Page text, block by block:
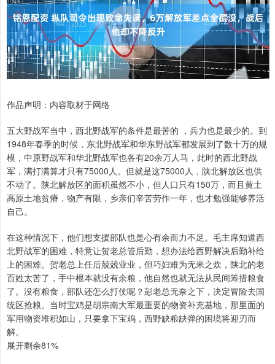
作品声明：内容取材于网络
五大野战军当中，西北野战军的条件是最苦的 ，兵力也是最少的。到
1948年春季的时候，东北野战军和华东野战军都发展到了数十万的规
模，中原野战军和华北野战军也各有20余万人马，此时的西北野战
军，满打满算才只有75000人。但就是这75000人，陕北解放区也供
不动了。陕北解放区的面积虽然不小，但人口只有150万，而且黄土
高原土地贫瘠，物产有限，乡亲们辛苦劳作一年，也才勉强能够养活
自己。
在这种情况下，他们想支援部队也是心有余而力不足。毛主席知道西
北野战军的困难，特意让贺老总管后勤，想办法给西野解决后勤补给
上的困难。贺老总上任后兢兢业业，但巧妇难为无米之炊，陕北的老
百姓太苦了，手中根本就没有余粮，他自然也就无法从民间筹措粮食
了。没有粮食，部队还怎么打仗呢？彭老总无奈之下，决定冒险去国
统区抢粮。当时宝鸡是胡宗南大军最重要的物资补充基地，那里面的
军用物资堆积如山，只要拿下宝鸡，西野缺粮缺弹的困境将迎刃而
解。
展开剩余81%